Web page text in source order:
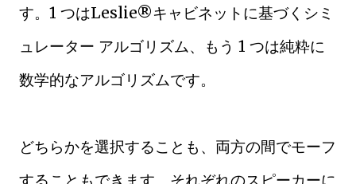
す。1 つはLeslie®キャビネットに基づくシミ
ュレーター アルゴリズム、もう 1 つは純粋に
数学的なアルゴリズムです。
どちらかを選択することも、両方の間でモーフ
することもできます。それぞれのスピーカーに